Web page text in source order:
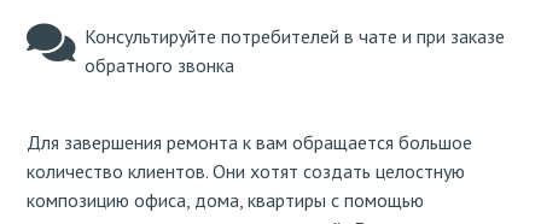
Консультируйте потребителей в чате и при заказе
обратного звонка
Для завершения ремонта к вам обращается большое
количество клиентов. Они хотят создать целостную
композицию офиса, дома, квартиры с помощью